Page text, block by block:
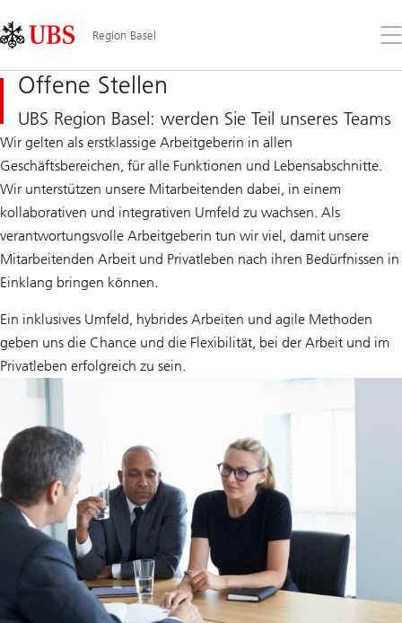
Links
Area
Region Basel
Sie
Offene Stellen
UBS Region Basel: werden Sie Teil unseres Teams
Wir gelten als erstklassige Arbeitgeberin in allen
Geschäftsbereichen, für alle Funktionen und Lebensabschnitte.
Wir unterstützen unsere Mitarbeitenden dabei, in einem
kollaborativen und integrativen Umfeld zu wachsen. Als
verantwortungsvolle Arbeitgeberin tun wir viel, damit unsere
Mitarbeitenden Arbeit und Privatleben nach ihren Bedürfnissen in
Einklang bringen können.
Ein inklusives Umfeld, hybrides Arbeiten und agile Methoden
geben uns die Chance und die Flexibilität, bei der Arbeit und im
Privatleben erfolgreich zu sein.